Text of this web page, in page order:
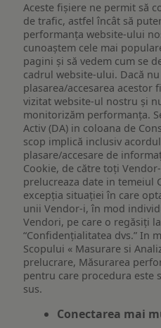
Aceste fișiere ne permit să
de trafic, astfel încât să
performanța website-ului
cunoaștem cele mai
pagini și să vedem cum se
cadrul website-ului. Dacă
plasarea/accesarea acestor
vizitat website-ul nostru și
monitorizăm performanța.
Activ (DA) in coloana de
scop implică inclusiv
plasare/accesare de
Cookie, de către toți
prelucreaza date in temeiul
excepția situației în care
unii Vendor-i, în mod
Vendori, pe care o regăsiți
“Confidențialitatea dvs.” In
Scopului « Masurare si
prelucrare, Măsurarea
pentru care procedura este
sus.
Conectarea mai